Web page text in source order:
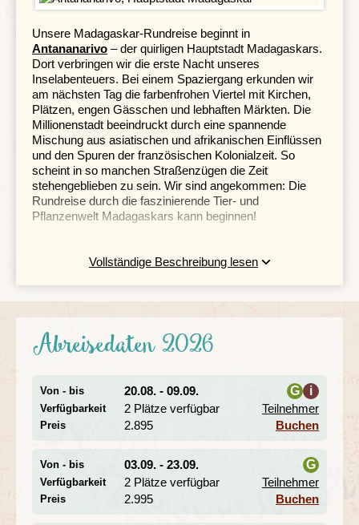
Unsere Madagaskar-Rundreise beginnt in
Antananarivo – der quirligen Hauptstadt Madagaskars.
Dort verbringen wir die erste Nacht unseres
Inselabenteuers. Bei einem Spaziergang erkunden wir
am nächsten Tag die farbenfrohen Viertel mit Kirchen,
Plätzen, engen Gässchen und lebhaften Märkten. Die
Millionenstadt beeindruckt durch eine spannende
Mischung aus asiatischen und afrikanischen Einflüssen
und den Spuren der französischen Kolonialzeit. So
scheint in so manchen Straßenzügen die Zeit
stehengeblieben zu sein. Wir sind angekommen: Die
Rundreise durch die faszinierende Tier- und
Pflanzenwelt Madagaskars kann beginnen!
Antsirabe – Einstiger Kurort im Hochland
oder Andraikiba-See
Unsere Reise führt uns ins zentrale Hochland nach
Antsirabe
. Dank seines kühleren Klimas und der
Thermalquellen war die Stadt einst ein beliebter Kurort
für die französische Oberschicht. Noch heute zeugen
koloniale Gebäude, allen voran das prächtige
Hôtel des
Thermes,von dieser vergangenen Zeit. Die
Einwohner:innen Antsirabes gehören überwiegend zum
Volk der Merina, deren Backsteinhäuser das Stadtbild
Vollständige Beschreibung lesen
Abreisedaten 2026
Von - bis 20.08. - 09.09. G
i
i
Verfügbarkeit 2 Plätze verfügbar Teilnehmer
Preis 2.895 Buchen
Von - bis 03.09. - 23.09. G
i
Verfügbarkeit 2 Plätze verfügbar Teilnehmer
Preis 2.995 Buchen